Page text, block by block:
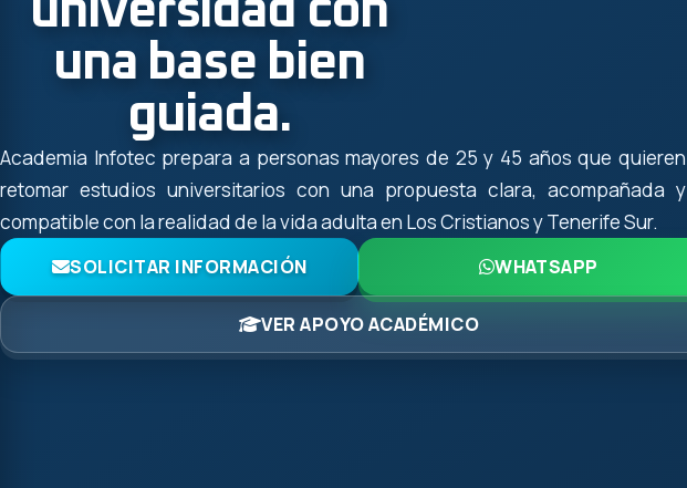
universidad con
una base bien
guiada.
Academia Infotec prepara a personas mayores de 25 y 45 años que quieren
retomar estudios universitarios con una propuesta clara, acompañada y
compatible con la realidad de la vida adulta en Los Cristianos y Tenerife Sur.
SOLICITAR INFORMACIÓN WHATSAPP
VER APOYO ACADÉMICO